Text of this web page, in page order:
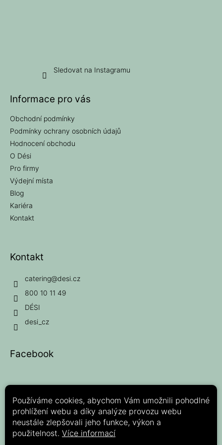
Používáme cookies, abychom Vám umožnili pohodlné
prohlížení webu a díky analýze provozu webu
neustále zlepšovali jeho funkce, výkon a
použitelnost. Více informací
Sledovat na Instagramu
Informace pro vás
Obchodní podmínky
Podmínky ochrany osobních údajů
Hodnocení obchodu
O Dési
Pro firmy
Výdejní místa
Blog
Kariéra
Kontakt
Kontakt
catering@desi.cz
800 10 11 49
DÉSI
desi_cz
Facebook
Možnosti platby: